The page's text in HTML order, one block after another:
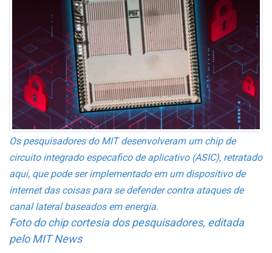
Os pesquisadores do MIT desenvolveram um chip de
circuito integrado especa­fico de aplicativo (ASIC), retratado
aqui, que pode ser implementado em um dispositivo de
internet das coisas para se defender contra ataques de
canal lateral baseados em energia.
Foto do chip cortesia dos pesquisadores, editada
pelo MIT News